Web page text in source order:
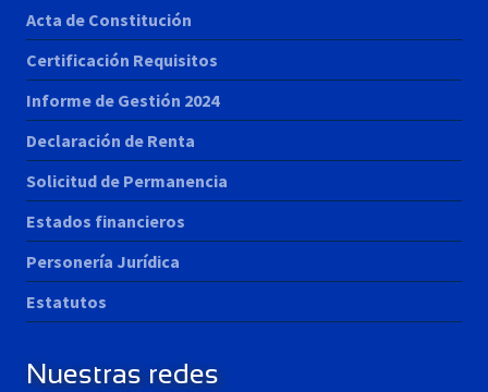
Acta de Constitución
Certificación Requisitos
Informe de Gestión 2024
Declaración de Renta
Solicitud de Permanencia
Estados financieros
Personería Jurídica
Estatutos
Nuestras redes